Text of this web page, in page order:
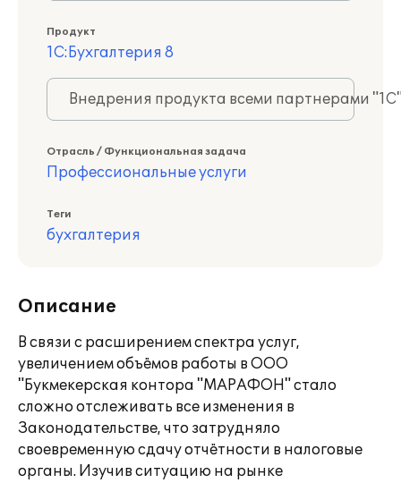
Продукт
1С:Бухгалтерия 8
Внедрения продукта всеми партнерами
Отрасль / Функциональная задача
Профессиональные услуги
Теги
бухгалтерия
Описание
В связи с расширением спектра услуг,
увеличением объёмов работы в ООО
"Букмекерская контора "МАРАФОН" стало
сложно отслеживать все изменения в
Законодательстве, что затрудняло
своевременную сдачу отчётности в налоговые
органы. Изучив ситуацию на рынке